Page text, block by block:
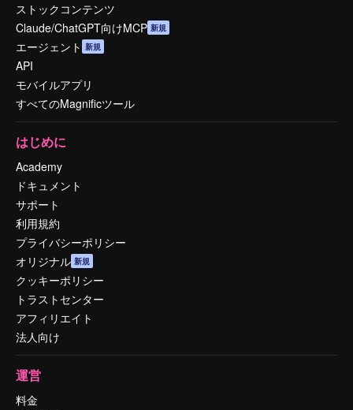
ストックコンテンツ
Claude/ChatGPT向けMCP 新規
エージェント 新規
API
モバイルアプリ
すべてのMagnificツール
はじめに
Academy
ドキュメント
サポート
利用規約
プライバシーポリシー
オリジナル 新規
クッキーポリシー
トラストセンター
アフィリエイト
法人向け
運営
料金